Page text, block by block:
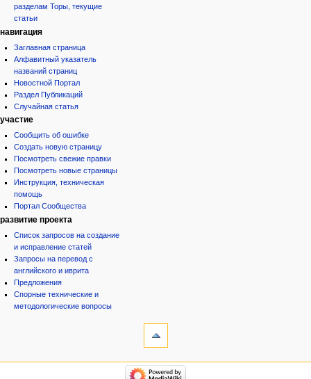
разделам Торы, текущие
статьи
навигация
Заглавная страница
Алфавитный указатель
названий страниц
Новостной Портал
Раздел Публикаций
Случайная статья
участие
Сообщить об ошибке
Создать новую страницу
Посмотреть свежие правки
Посмотреть новые страницы
Инструкция, техническая
помощь
Портал Сообщества
развитие проекта
Список запросов на создание
и исправление статей
Запросы на перевод с
английского и иврита
Предложения
Спорные технические и
методологические вопросы
категории